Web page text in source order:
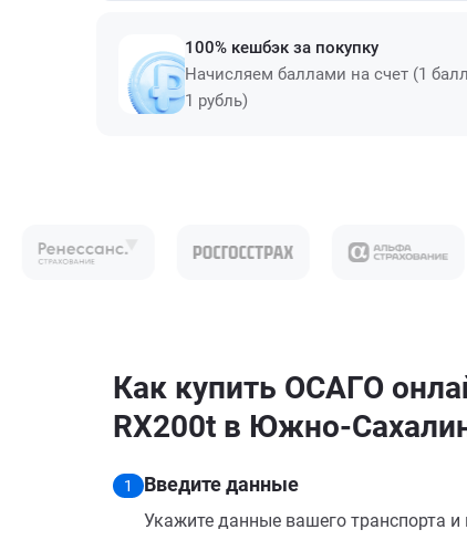
100% кешбэк за покупку
Начисляем баллами на счет (1
1 рубль)
Как купить ОСАГО
RX200t в Южно-
1 Введите данные
Укажите данные вашего транспорта и